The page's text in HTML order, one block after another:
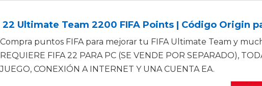
22 Ultimate Team 2200 FIFA Points | Código Origin
Compra puntos FIFA para mejorar tu FIFA Ultimate Team y
REQUIERE FIFA 22 PARA PC (SE VENDE POR SEPARADO),
JUEGO, CONEXIÓN A INTERNET Y UNA CUENTA EA.